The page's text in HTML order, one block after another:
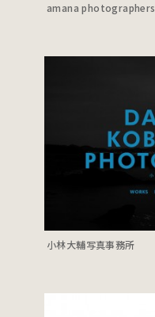
amana photographers
小林大輔写真事務所